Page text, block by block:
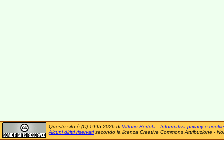
Questo sito è (C) 1995-2026 di Vittorio Bertola - Informativa privacy e cookie
Alcuni diritti riservatisecondo la licenza Creative Commons Attribuzione -